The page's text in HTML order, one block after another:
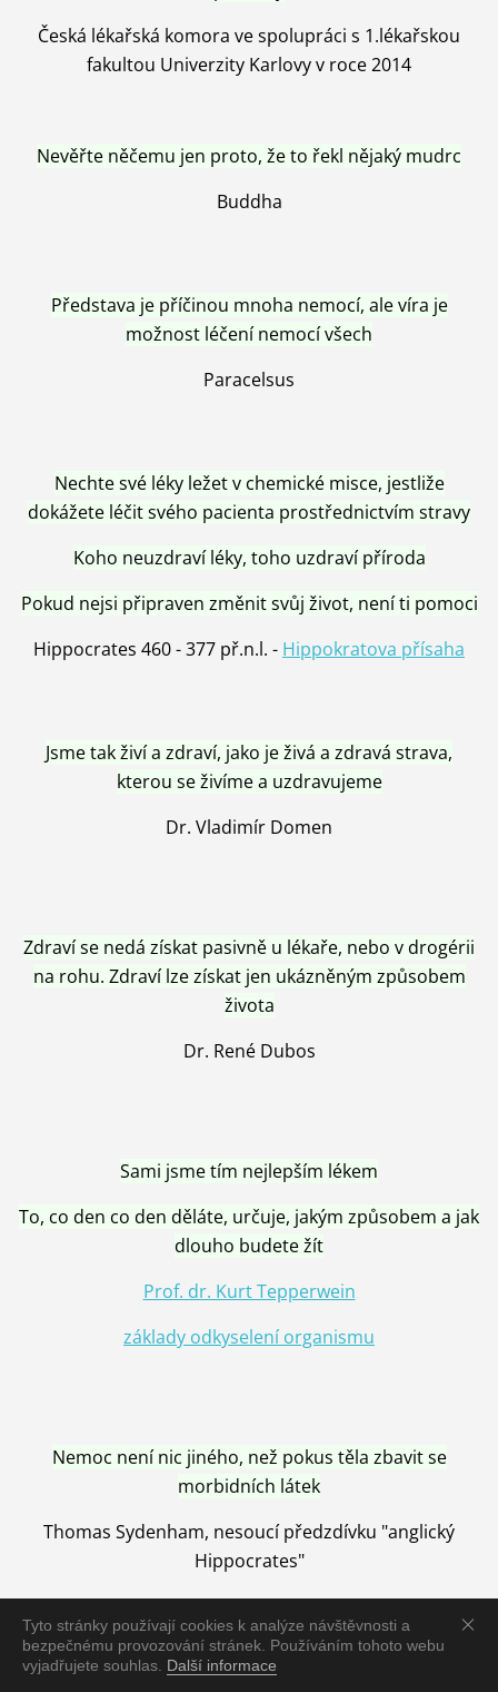
Tyto stránky používají cookies k analýze návštěvnosti a
bezpečnému provozování stránek. Používáním tohoto webu
vyjadřujete souhlas. Další informace
Česká lékařská komora ve spolupráci s 1.lékařskou
fakultou Univerzity Karlovy v roce 2014
Nevěřte něčemu jen proto, že to řekl nějaký mudrc
Buddha
Představa je příčinou mnoha nemocí, ale víra je
možnost léčení nemocí všech
Paracelsus
Nechte své léky ležet v chemické misce, jestliže
dokážete léčit svého pacienta prostřednictvím stravy
Koho neuzdraví léky, toho uzdraví příroda
Pokud nejsi připraven změnit svůj život, není ti pomoci
Hippocrates 460 - 377 př.n.l. - Hippokratova přísaha
Jsme tak živí a zdraví, jako je živá a zdravá strava,
kterou se živíme a uzdravujeme
Dr. Vladimír Domen
Zdraví se nedá získat pasivně u lékaře, nebo v drogérii
na rohu. Zdraví lze získat jen ukázněným způsobem
života
Dr. René Dubos
Sami jsme tím nejlepším lékem
To, co den co den děláte, určuje, jakým způsobem a jak
dlouho budete žít
Prof. dr. Kurt Tepperwein
základy odkyselení organismu
Nemoc není nic jiného, než pokus těla zbavit se
morbidních látek
Thomas Sydenham, nesoucí předzdívku "anglický
Hippocrates"
Nemoc je vyléčena jen pomocí Přírody, neutralizací a